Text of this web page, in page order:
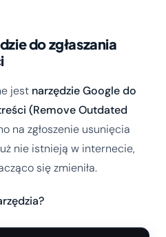
do zgłaszania
jest narzędzie Google do
(Remove Outdated
na zgłoszenie usunięcia
nie istnieją w internecie,
się zmieniła.